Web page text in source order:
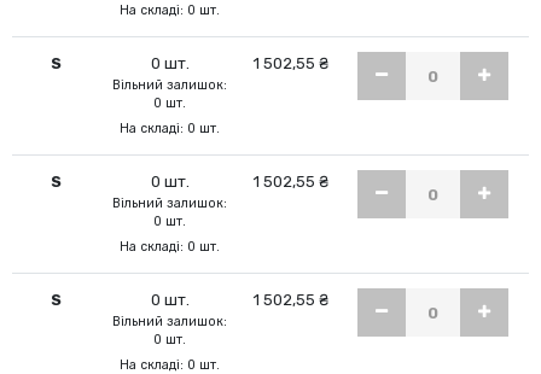
На складі: 0 шт.
S 0 шт.
Вільний залишок:
0 шт.
На складі: 0 шт.
1 502,55 ₴
S 0 шт.
Вільний залишок:
0 шт.
На складі: 0 шт.
1 502,55 ₴
S 0 шт.
Вільний залишок:
0 шт.
На складі: 0 шт.
1 502,55 ₴